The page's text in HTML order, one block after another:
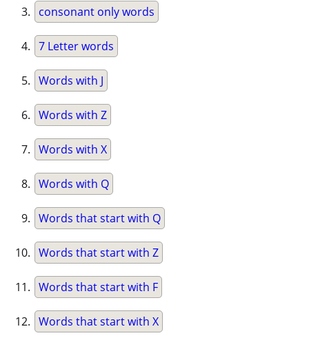
consonant only words
7 Letter words
Words with J
Words with Z
Words with X
Words with Q
Words that start with Q
Words that start with Z
Words that start with F
Words that start with X